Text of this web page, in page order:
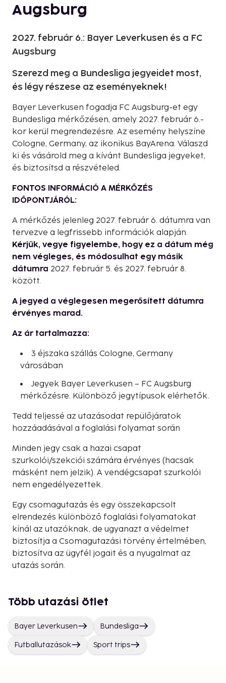
Augsburg
2027. február 6.: Bayer Leverkusen és a FC
Augsburg
Szerezd meg a Bundesliga jegyeidet most,
és légy részese az eseményeknek!
Bayer Leverkusen fogadja FC Augsburg-et egy
Bundesliga mérkőzésen, amely 2027. február 6.-
kor kerül megrendezésre. Az esemény helyszíne
Cologne, Germany, az ikonikus BayArena. Válaszd
ki és vásárold meg a kívánt Bundesliga jegyeket,
és biztosítsd a részvételed.
FONTOS INFORMÁCIÓ A MÉRKŐZÉS
IDŐPONTJÁRÓL:
A mérkőzés jelenleg 2027. február 6. dátumra van
tervezve a legfrissebb információk alapján.
Kérjük, vegye figyelembe, hogy ez a dátum még
nem végleges, és módosulhat egy másik
dátumra 2027. február 5. és 2027. február 8.
között.
A jegyed a véglegesen megerősített dátumra
érvényes marad.
Az ár tartalmazza:
3 éjszaka szállás Cologne, Germany
városában
Jegyek Bayer Leverkusen – FC Augsburg
mérkőzésre. Különböző jegytípusok elérhetők.
Tedd teljessé az utazásodat repülőjáratok
hozzáadásával a foglalási folyamat során
Minden jegy csak a hazai csapat
szurkolói/szekciói számára érvényes (hacsak
másként nem jelzik). A vendégcsapat szurkolói
nem engedélyezettek.
Egy csomagutazás és egy összekapcsolt
elrendezés különböző foglalási folyamatokat
kínál az utazóknak, de ugyanazt a védelmet
biztosítja a Csomagutazási törvény értelmében,
biztosítva az ügyfél jogait és a nyugalmat az
utazás során.
Több utazási ötlet
Bayer Leverkusen Bundesliga
Futballutazások Sport trips